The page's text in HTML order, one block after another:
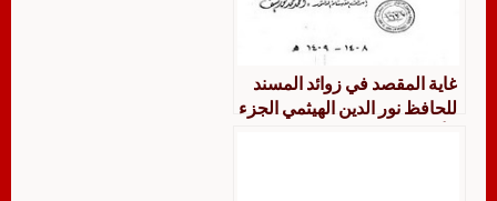
غاية المقصد في زوائد المسند
للحافظ نور الدين الهيثمي الجزء